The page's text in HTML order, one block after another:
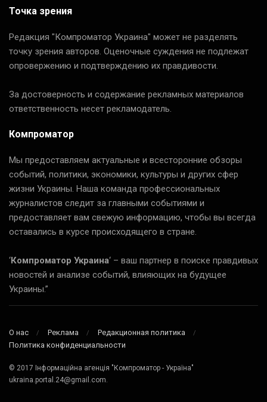
Точка зрения
Редакция "Компроматор Украина" может не разделять
точку зрения авторов. Оценочные суждения не подлежат
опровержению и подтверждению их правдивости.
За достоверность и содержание рекламных материалов
ответственность несет рекламодатель.
Компроматор
Мы предоставляем актуальные и всесторонние обзоры
событий, политики, экономики, культуры и других сфер
жизни Украины. Наша команда профессиональных
журналистов следит за главными событиями и
предоставляет вам свежую информацию, чтобы вы всегда
оставались в курсе происходящего в стране.
‘Компроматор Украина‘ – ваш партнер в поиске правдивых
новостей и анализе событий, влияющих на будущее
Украины.”
О нас Реклама
Редакционная политика
Политика конфиденциальности
© 2017 Інформаційна агенція "Компроматор - Україна"
ukraina.portal.24@gmail.com.